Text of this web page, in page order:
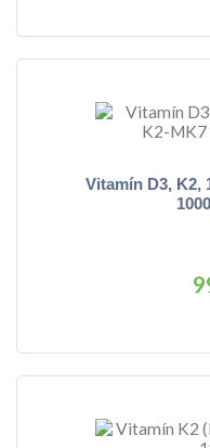
Vitamín D3, K2,